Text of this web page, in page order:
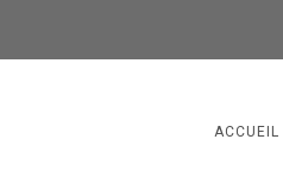
ACCUEIL